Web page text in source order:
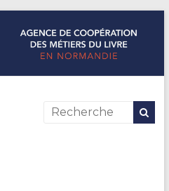
& Lecture
métiers du livre en Normandie